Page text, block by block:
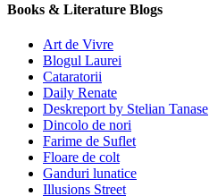
Books & Literature Blogs
Art de Vivre
Blogul Laurei
Cataratorii
Daily Renate
Deskreport by Stelian Tanase
Dincolo de nori
Farime de Suflet
Floare de colt
Ganduri lunatice
Illusions Street